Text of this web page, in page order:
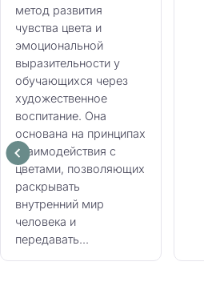
метод развития
чувства цвета и
эмоциональной
выразительности у
обучающихся через
художественное
воспитание. Она
основана на принципах
взаимодействия с
цветами, позволяющих
раскрывать
внутренний мир
человека и
передавать...